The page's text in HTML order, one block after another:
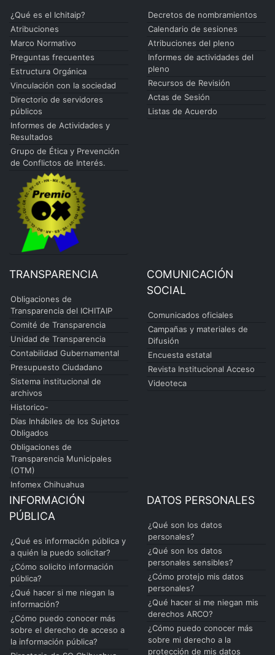
¿Qué es el Ichitaip?
Atribuciones
Marco Normativo
Preguntas frecuentes
Estructura Orgánica
Vinculación con la sociedad
Directorio de servidores
públicos
Informes de Actividades y
Resultados
Grupo de Ética y Prevención
de Conflictos de Interés.
Decretos de nombramientos
Calendario de sesiones
Atribuciones del pleno
Informes de actividades del
pleno
Recursos de Revisión
Actas de Sesión
Listas de Acuerdo
TRANSPARENCIA
Obligaciones de
Transparencia del ICHITAIP
Comité de Transparencia
Unidad de Transparencia
Contabilidad Gubernamental
Presupuesto Ciudadano
Sistema institucional de
archivos
Historico-
Días Inhábiles de los Sujetos
Obligados
Obligaciones de
Transparencia Municipales
(OTM)
Infomex Chihuahua
COMUNICACIÓN
SOCIAL
Comunicados oficiales
Campañas y materiales de
Difusión
Encuesta estatal
Revista Institucional Acceso
Videoteca
INFORMACIÓN
PÚBLICA
¿Qué es información pública y
a quién la puedo solicitar?
¿Cómo solicito información
pública?
¿Qué hacer si me niegan la
información?
¿Cómo puedo conocer más
sobre el derecho de acceso a
la información pública?
DATOS PERSONALES
¿Qué son los datos
personales?
¿Qué son los datos
personales sensibles?
¿Cómo protejo mis datos
personales?
¿Qué hacer si me niegan mis
derechos ARCO?
¿Cómo puedo conocer más
sobre mi derecho a la
protección de mis datos